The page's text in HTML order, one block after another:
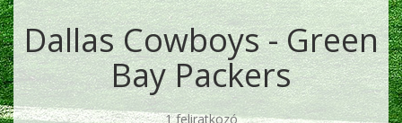
Dallas Cowboys - Green
Bay Packers
1 feliratkozó